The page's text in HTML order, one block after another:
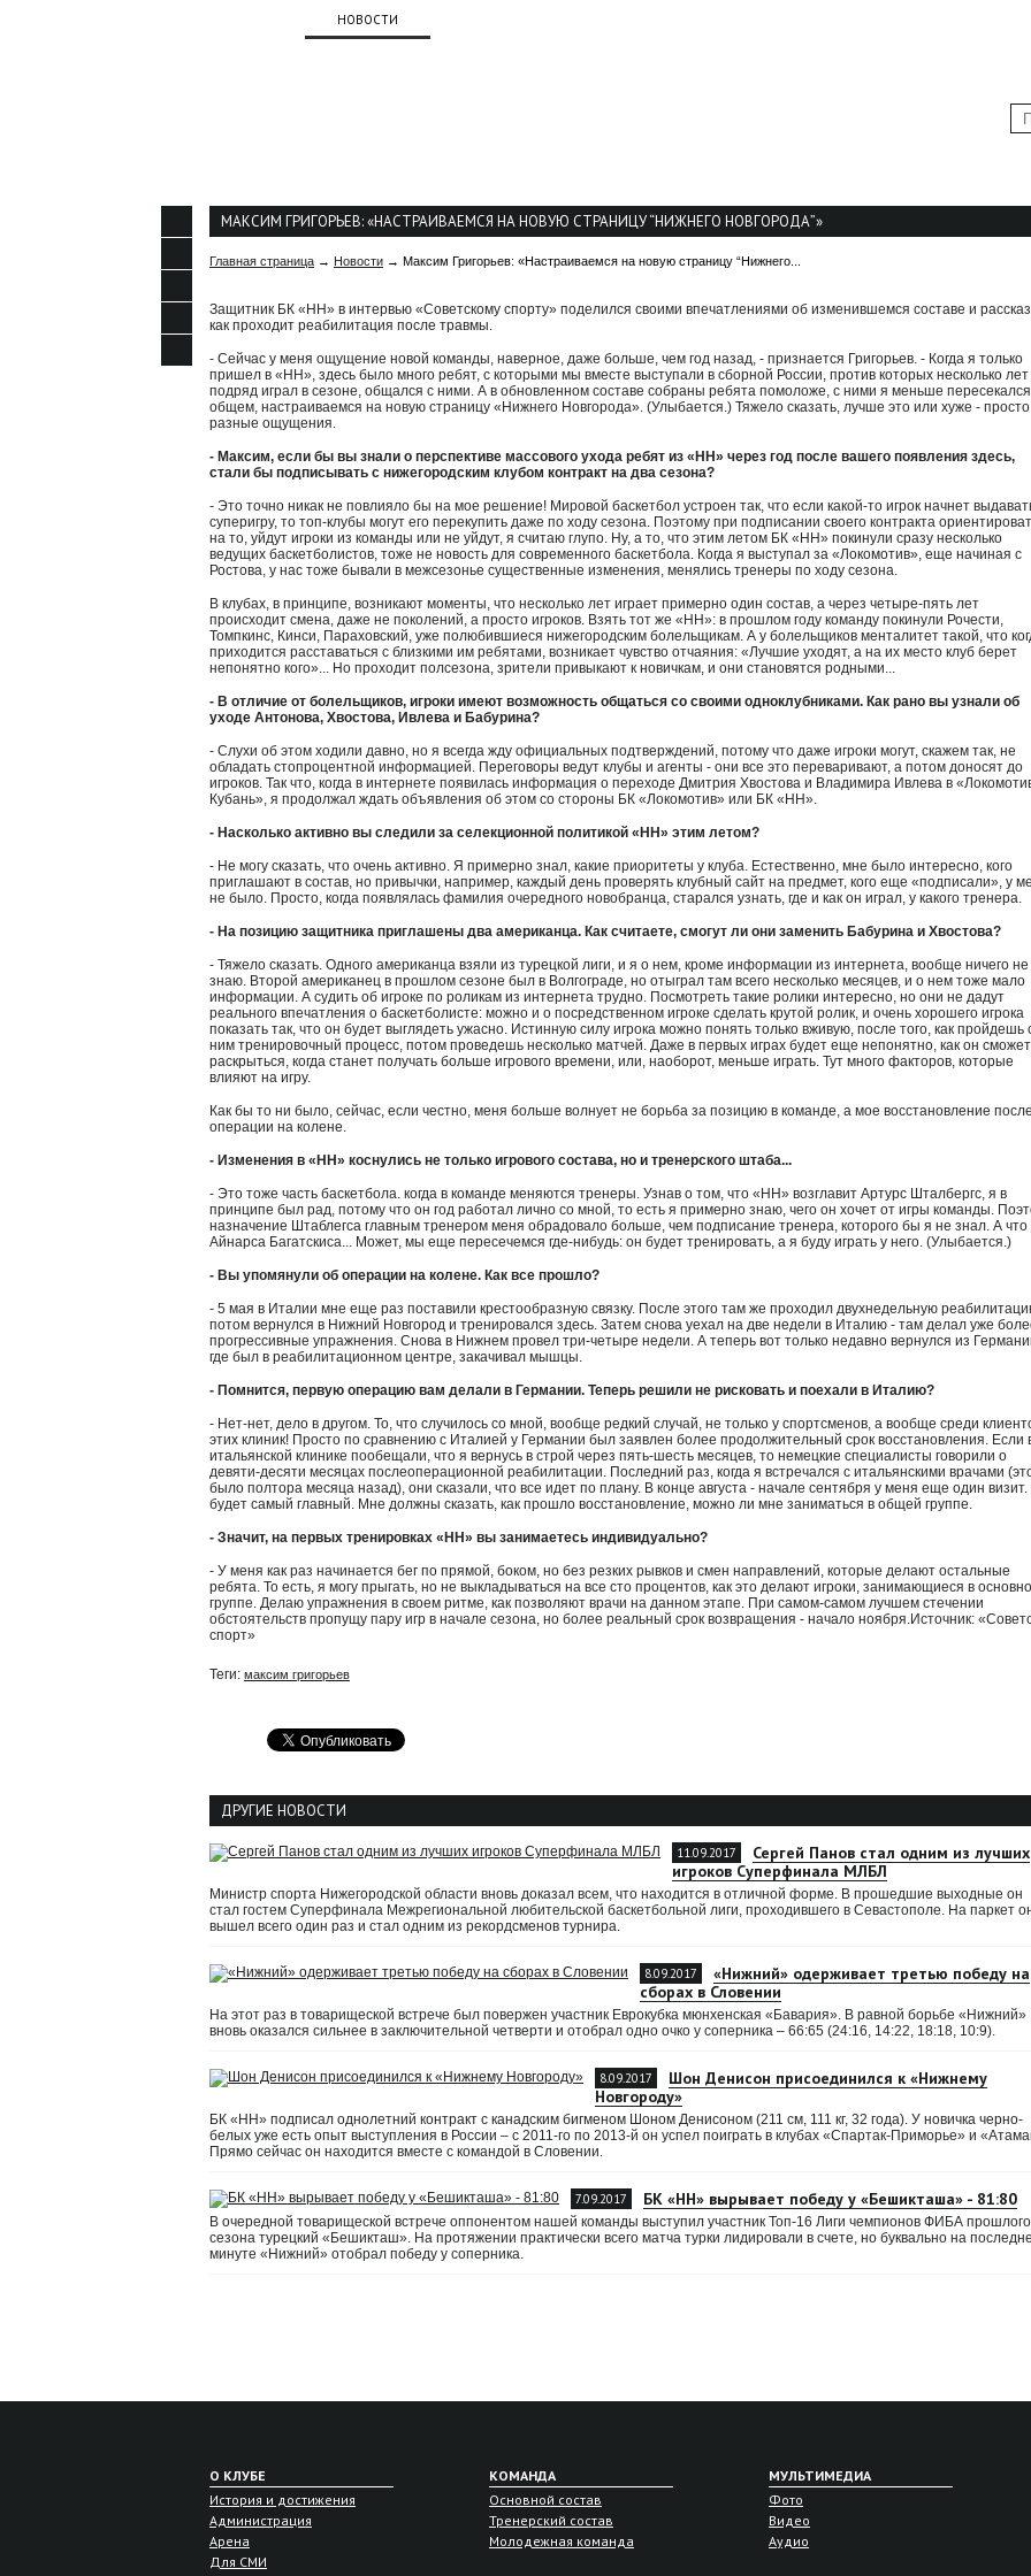
НОВОСТИ
МАКСИМ ГРИГОРЬЕВ: «НАСТРАИВАЕМСЯ НА НОВУЮ СТРАНИЦУ “НИЖНЕГО НОВГОРОДА”»
Главная страница → Новости → Максим Григорьев: «Настраиваемся на новую страницу “Нижнего...
Защитник БК «НН» в интервью «Советскому спорту» поделился своими впечатлениями об изменившемся составе и
как проходит реабилитация после травмы.
- Сейчас у меня ощущение новой команды, наверное, даже больше, чем год назад, - признается Григорьев. - Когда я только
пришел в «НН», здесь было много ребят, с которыми мы вместе выступали в сборной России, против которых несколько лет
подряд играл в сезоне, общался с ними. А в обновленном составе собраны ребята помоложе, с ними я меньше
общем, настраиваемся на новую страницу «Нижнего Новгорода». (Улыбается.) Тяжело сказать, лучше это или хуже - просто
разные ощущения.
- Максим, если бы вы знали о перспективе массового ухода ребят из «НН» через год после вашего появления здесь,
стали бы подписывать с нижегородским клубом контракт на два сезона?
- Это точно никак не повлияло бы на мое решение! Мировой баскетбол устроен так, что если какой-то игрок начнет
суперигру, то топ-клубы могут его перекупить даже по ходу сезона. Поэтому при подписании своего контракта
на то, уйдут игроки из команды или не уйдут, я считаю глупо. Ну, а то, что этим летом БК «НН» покинули сразу несколько
ведущих баскетболистов, тоже не новость для современного баскетбола. Когда я выступал за «Локомотив», еще начиная с
Ростова, у нас тоже бывали в межсезонье существенные изменения, менялись тренеры по ходу сезона.
В клубах, в принципе, возникают моменты, что несколько лет играет примерно один состав, а через четыре-пять лет
происходит смена, даже не поколений, а просто игроков. Взять тот же «НН»: в прошлом году команду покинули Рочести,
Томпкинс, Кинси, Параховский, уже полюбившиеся нижегородским болельщикам. А у болельщиков менталитет такой, что
приходится расставаться с близкими им ребятами, возникает чувство отчаяния: «Лучшие уходят, а на их место клуб берет
непонятно кого»... Но проходит полсезона, зрители привыкают к новичкам, и они становятся родными...
- В отличие от болельщиков, игроки имеют возможность общаться со своими одноклубниками. Как рано вы узнали об
уходе Антонова, Хвостова, Ивлева и Бабурина?
- Слухи об этом ходили давно, но я всегда жду официальных подтверждений, потому что даже игроки могут, скажем так, не
обладать стопроцентной информацией. Переговоры ведут клубы и агенты - они все это переваривают, а потом доносят до
игроков. Так что, когда в интернете появилась информация о переходе Дмитрия Хвостова и Владимира Ивлева в
Кубань», я продолжал ждать объявления об этом со стороны БК «Локомотив» или БК «НН».
- Насколько активно вы следили за селекционной политикой «НН» этим летом?
- Не могу сказать, что очень активно. Я примерно знал, какие приоритеты у клуба. Естественно, мне было интересно, кого
приглашают в состав, но привычки, например, каждый день проверять клубный сайт на предмет, кого еще «подписали», у
не было. Просто, когда появлялась фамилия очередного новобранца, старался узнать, где и как он играл, у какого тренера.
- На позицию защитника приглашены два американца. Как считаете, смогут ли они заменить Бабурина и Хвостова?
- Тяжело сказать. Одного американца взяли из турецкой лиги, и я о нем, кроме информации из интернета, вообще ничего не
знаю. Второй американец в прошлом сезоне был в Волгограде, но отыграл там всего несколько месяцев, и о нем тоже мало
информации. А судить об игроке по роликам из интернета трудно. Посмотреть такие ролики интересно, но они не дадут
реального впечатления о баскетболисте: можно и о посредственном игроке сделать крутой ролик, и очень хорошего игрока
показать так, что он будет выглядеть ужасно. Истинную силу игрока можно понять только вживую, после того, как пройдешь
ним тренировочный процесс, потом проведешь несколько матчей. Даже в первых играх будет еще непонятно, как он сможет
раскрыться, когда станет получать больше игрового времени, или, наоборот, меньше играть. Тут много факторов, которые
влияют на игру.
Как бы то ни было, сейчас, если честно, меня больше волнует не борьба за позицию в команде, а мое восстановление после
операции на колене.
- Изменения в «НН» коснулись не только игрового состава, но и тренерского штаба...
- Это тоже часть баскетбола. когда в команде меняются тренеры. Узнав о том, что «НН» возглавит Артурс Шталбергс, я в
принципе был рад, потому что он год работал лично со мной, то есть я примерно знаю, чего он хочет от игры команды.
назначение Штаблегса главным тренером меня обрадовало больше, чем подписание тренера, которого бы я не знал. А что
Айнарса Багатскиса... Может, мы еще пересечемся где-нибудь: он будет тренировать, а я буду играть у него. (Улыбается.)
- Вы упомянули об операции на колене. Как все прошло?
- 5 мая в Италии мне еще раз поставили крестообразную связку. После этого там же проходил двухнедельную
потом вернулся в Нижний Новгород и тренировался здесь. Затем снова уехал на две недели в Италию - там делал уже
прогрессивные упражнения. Снова в Нижнем провел три-четыре недели. А теперь вот только недавно вернулся из
где был в реабилитационном центре, закачивал мышцы.
- Помнится, первую операцию вам делали в Германии. Теперь решили не рисковать и поехали в Италию?
- Нет-нет, дело в другом. То, что случилось со мной, вообще редкий случай, не только у спортсменов, а вообще среди
этих клиник! Просто по сравнению с Италией у Германии был заявлен более продолжительный срок восстановления. Если
итальянской клинике пообещали, что я вернусь в строй через пять-шесть месяцев, то немецкие специалисты говорили о
девяти-десяти месяцах послеоперационной реабилитации. Последний раз, когда я встречался с итальянскими врачами
было полтора месяца назад), они сказали, что все идет по плану. В конце августа - начале сентября у меня еще один
будет самый главный. Мне должны сказать, как прошло восстановление, можно ли мне заниматься в общей группе.
- Значит, на первых тренировках «НН» вы занимаетесь индивидуально?
- У меня как раз начинается бег по прямой, боком, но без резких рывков и смен направлений, которые делают остальные
ребята. То есть, я могу прыгать, но не выкладываться на все сто процентов, как это делают игроки, занимающиеся в
группе. Делаю упражнения в своем ритме, как позволяют врачи на данном этапе. При самом-самом лучшем стечении
обстоятельств пропущу пару игр в начале сезона, но более реальный срок возвращения - начало ноября.Источник:
спорт»
Теги: максим григорьев
ДРУГИЕ НОВОСТИ
11.09.2017
Сергей Панов стал одним из лучших
игроков Суперфинала МЛБЛ
Министр спорта Нижегородской области вновь доказал всем, что находится в отличной форме. В прошедшие выходные он
стал гостем Суперфинала Межрегиональной любительской баскетбольной лиги, проходившего в Севастополе. На паркет
вышел всего один раз и стал одним из рекордсменов турнира.
8.09.2017
«Нижний» одерживает третью победу на
сборах в Словении
На этот раз в товарищеской встрече был повержен участник Еврокубка мюнхенская «Бавария». В равной борьбе «Нижний»
вновь оказался сильнее в заключительной четверти и отобрал одно очко у соперника – 66:65 (24:16, 14:22, 18:18, 10:9).
8.09.2017
Шон Денисон присоединился к «Нижнему
Новгороду»
БК «НН» подписал однолетний контракт с канадским бигменом Шоном Денисоном (211 см, 111 кг, 32 года). У новичка черно-
белых уже есть опыт выступления в России – с 2011-го по 2013-й он успел поиграть в клубах «Спартак-Приморье» и
Прямо сейчас он находится вместе с командой в Словении.
7.09.2017 БК «НН» вырывает победу у «Бешикташа» - 81:80
В очередной товарищеской встрече оппонентом нашей команды выступил участник Топ-16 Лиги чемпионов ФИБА прошлого
сезона турецкий «Бешикташ». На протяжении практически всего матча турки лидировали в счете, но буквально на
минуте «Нижний» отобрал победу у соперника.
О КЛУБЕ
История и достижения
Администрация
Арена
Для СМИ
КОМАНДА
Основной состав
Тренерский состав
Молодежная команда
МУЛЬТИМЕДИА
Фото
Видео
Аудио